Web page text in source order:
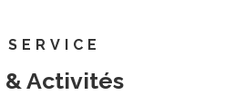
& Activités